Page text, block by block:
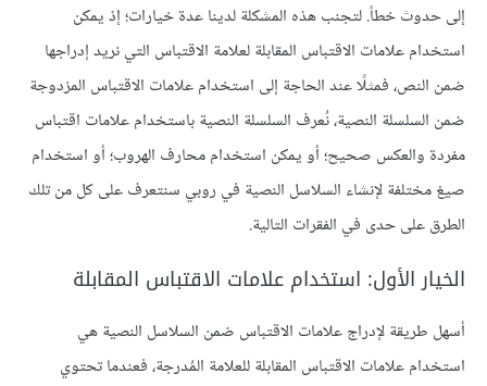
إلى حدوث خطأ. لتجنب هذه المشكلة لدينا عدة خيارات؛ إذ يمكن
استخدام علامات الاقتباس المقابلة لعلامة الاقتباس التي نريد إدراجها
ضمن النص، فمثلًا عند الحاجة إلى استخدام علامات الاقتباس المزدوجة
ضمن السلسلة النصية، نُعرف السلسلة النصية باستخدام علامات اقتباس
مفردة والعكس صحيح؛ أو يمكن استخدام محارف الهروب؛ أو استخدام
صيغ مختلفة لإنشاء السلاسل النصية في روبي سنتعرف على كل من تلك
الطرق على حدى في الفقرات التالية.
الخيار الأول: استخدام علامات الاقتباس المقابلة
أسهل طريقة لإدراج علامات الاقتباس ضمن السلاسل النصية هي
استخدام علامات الاقتباس المقابلة للعلامة المُدرجة، فعندما تحتوي